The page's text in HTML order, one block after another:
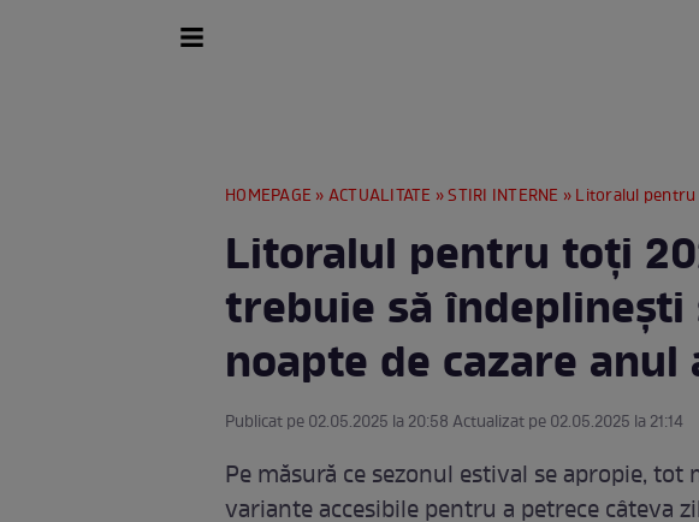
HOMEPAGE »ACTUALITATE »STIRI INTERNE » Litoralul pentru toți 2025. Ce
Litoralul pentru toți
trebuie să îndeplinești
noapte de cazare anul
Publicat pe 02.05.2025 la 20:58 Actualizat pe 02.05.2025 la 21:14
Pe măsură ce sezonul estival se apropie,
variante accesibile pentru a petrece câteva